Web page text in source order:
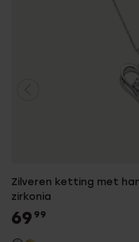
Zilveren ketting met
zirkonia
69 99